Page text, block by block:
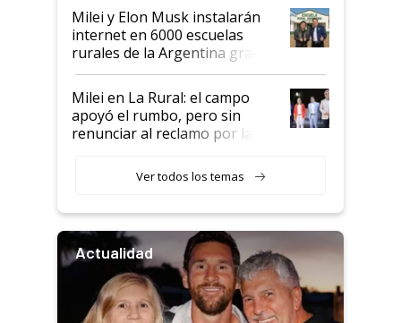
Milei y Elon Musk instalarán
internet en 6000 escuelas
rurales de la Argentina gracias
a un acuerdo con Starlink
Milei en La Rural: el campo
apoyó el rumbo, pero sin
renunciar al reclamo por las
Ver todos los temas
Actualidad